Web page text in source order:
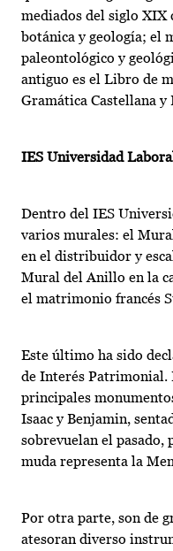
mediados del siglo XIX
botánica y geología; el
paleontológico y
antiguo es el Libro de
Gramática Castellana y
IES Universidad
Dentro del IES
varios murales: el
en el distribuidor y
Mural del Anillo en la
el matrimonio francés
Este último ha sido
de Interés Patrimonial.
principales
Isaac y Benjamin,
sobrevuelan el pasado,
muda representa la
Por otra parte, son de
atesoran diverso